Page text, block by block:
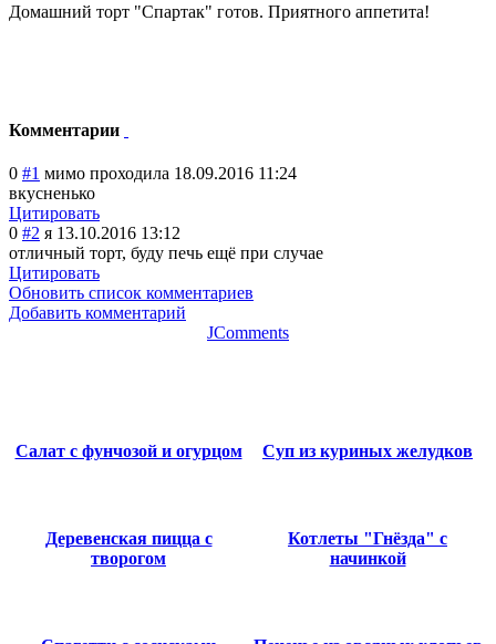
Домашний торт "Спартак" готов. Приятного аппетита!
Комментарии
0 #1 мимо проходила 18.09.2016 11:24
вкусненько
Цитировать
0 #2 я 13.10.2016 13:12
отличный торт, буду печь ещё при случае
Цитировать
Обновить список комментариев
Добавить комментарий
JComments
Салат с фунчозой и огурцом Суп из куриных желудков
Деревенская пицца с
творогом
Котлеты "Гнёзда" с
начинкой